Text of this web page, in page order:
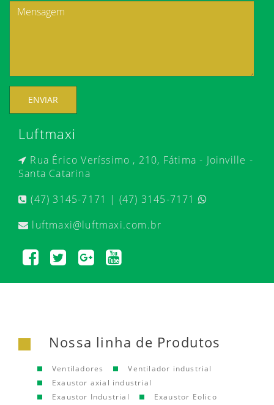
ENVIAR
Luftmaxi
Rua Érico Veríssimo , 210, Fátima - Joinville -
Santa Catarina
(47) 3145-7171 | (47) 3145-7171
luftmaxi@luftmaxi.com.br
Nossa linha de Produtos
Ventiladores
Ventilador industrial
Exaustor axial industrial
Exaustor Industrial
Exaustor Eolico